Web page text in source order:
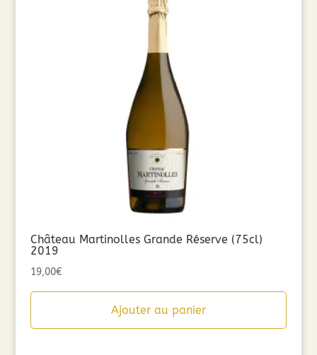
Château Martinolles Grande Réserve (75cl)
2019
19,00€
Ajouter au panier